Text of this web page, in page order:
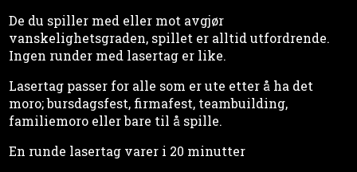
De du spiller med eller mot avgjør
vanskelighetsgraden, spillet er alltid utfordrende.
Ingen runder med lasertag er like.
Lasertag passer for alle som er ute etter å ha det
moro; bursdagsfest, firmafest, teambuilding,
familiemoro eller bare til å spille.
En runde lasertag varer i 20 minutter